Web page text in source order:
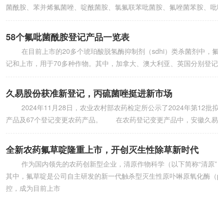
菌酰胺、苯并烯氟菌唑、啶酰菌胺、氯氟联苯吡菌胺、氟唑菌苯胺、
58个氟吡菌酰胺登记产品一览表
在目前上市的20多个琥珀酸脱氢酶抑制剂（sdhi）类杀菌剂中，
记和上市，用于70多种作物。其中，加拿大、澳大利亚、英国分别
久易股份获准新登记，丙硫菌唑挺进新市场
2024年11月28日，农业农村部农药检定所公示了2024年第12批拟
产品及67个登记变更农药产品。 在农药登记变更产品中，安徽久易
全新农药氟草啶隆重上市，开创灭生性除草新时代
作为国内领先的农药创新型企业，清原作物科学（以下简称“清原
其中，氟草啶是公司自主研发的新一代触杀型灭生性原卟啉原氧化酶
控，成为目前上市